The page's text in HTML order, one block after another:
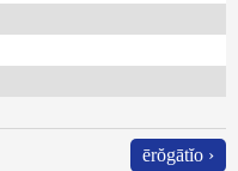
ērŏgātĭo ›